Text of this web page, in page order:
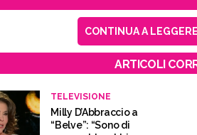
CONTINUA A
ARTICOLI
TELEVISIONE
Milly D’Abbraccio a
“Belve”: “Sono di